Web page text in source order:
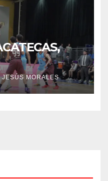
JESÚS MORALES